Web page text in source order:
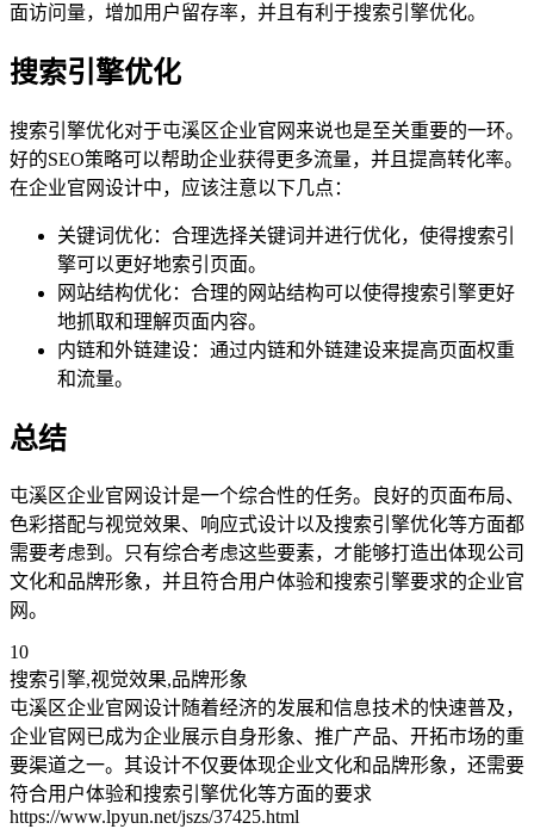
面访问量，增加用户留存率，并且有利于搜索引擎优化。
搜索引擎优化
搜索引擎优化对于屯溪区企业官网来说也是至关重要的一环。
好的SEO策略可以帮助企业获得更多流量，并且提高转化率。
在企业官网设计中，应该注意以下几点：
关键词优化：合理选择关键词并进行优化，使得搜索引
擎可以更好地索引页面。
网站结构优化：合理的网站结构可以使得搜索引擎更好
地抓取和理解页面内容。
内链和外链建设：通过内链和外链建设来提高页面权重
和流量。
总结
屯溪区企业官网设计是一个综合性的任务。良好的页面布局、
色彩搭配与视觉效果、响应式设计以及搜索引擎优化等方面都
需要考虑到。只有综合考虑这些要素，才能够打造出体现公司
文化和品牌形象，并且符合用户体验和搜索引擎要求的企业官
网。
10
搜索引擎,视觉效果,品牌形象
屯溪区企业官网设计随着经济的发展和信息技术的快速普及，
企业官网已成为企业展示自身形象、推广产品、开拓市场的重
要渠道之一。其设计不仅要体现企业文化和品牌形象，还需要
符合用户体验和搜索引擎优化等方面的要求
https://www.lpyun.net/jszs/37425.html